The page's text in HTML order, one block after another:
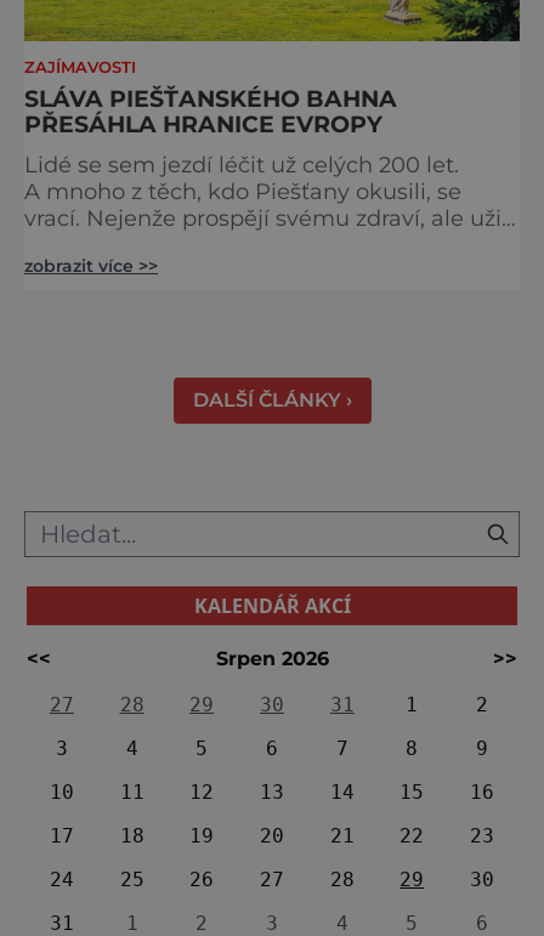
ZAJÍMAVOSTI
SLÁVA PIEŠŤANSKÉHO BAHNA
PŘESÁHLA HRANICE EVROPY
Lidé se sem jezdí léčit už celých 200 let.
A mnoho z těch, kdo Piešťany okusili, se
vrací. Nejenže prospějí svému zdraví, ale užijí
řekne slovenské lázně, Piešťany bývají první
zobrazit více >>
DALŠÍ ČLÁNKY ›
KALENDÁŘ AKCÍ
<< Srpen 2026
>>
27
28 29 30 31 1
2
3
4 5 6 7 8
9
10
11 12 13 14 15
16
17
18 19 20 21 22
23
24
25 26 27 28 29
30
31
1 2 3 4 5 6